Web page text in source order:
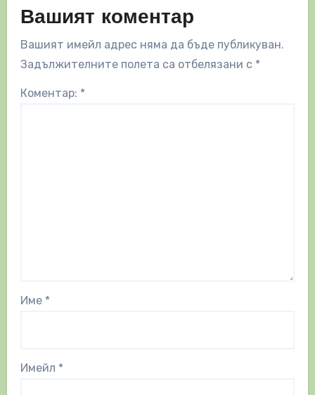
Вашият коментар
Вашият имейл адрес няма да бъде публикуван.
Задължителните полета са отбелязани с *
Коментар: *
Име *
Имейл *